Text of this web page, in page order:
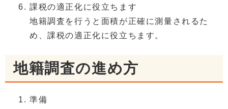
課税の適正化に役立ちます
地籍調査を行うと面積が正確に測量されるた
め、課税の適正化に役立ちます。
地籍調査の進め方
準備